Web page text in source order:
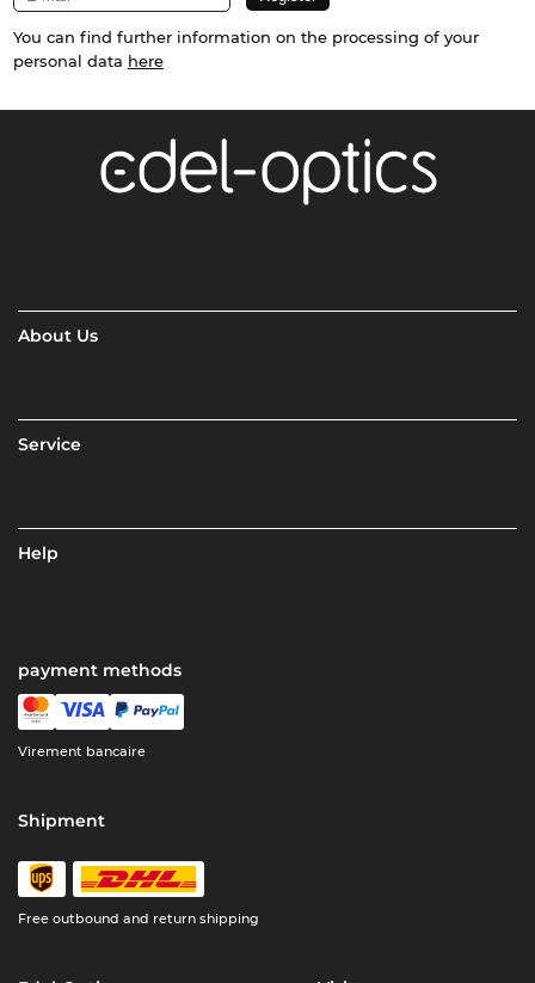
You can find further information on the processing of your
personal data here
About Us
Service
Help
payment methods
Virement bancaire
Shipment
Free outbound and return shipping